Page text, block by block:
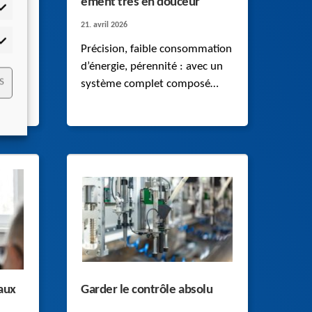
21. avril 2026
Précision, faible consommation
d’énergie, pérennité : avec un
système complet composé
STOBER, Eisenmann améliore la
installations robotiques.
Garder le contrôle absolu